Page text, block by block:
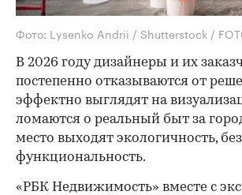
Фото: Lysenko Andrii / Shutterstock /
В 2026 году дизайнеры и их
постепенно отказываются от
эффектно выглядят на
ломаются о реальный быт за
место выходят экологичность,
функциональность.
«РБК Недвижимость» вместе с